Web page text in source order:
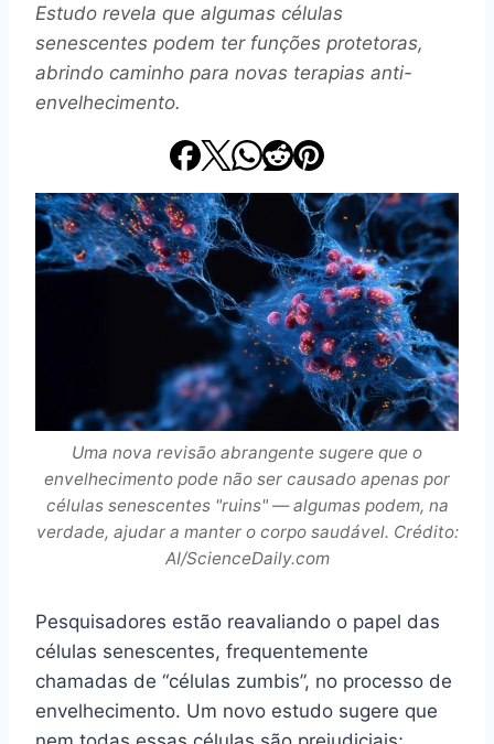
Estudo revela que algumas células
senescentes podem ter funções protetoras,
abrindo caminho para novas terapias anti-
envelhecimento.
Uma nova revisão abrangente sugere que o
envelhecimento pode não ser causado apenas por
células senescentes "ruins" — algumas podem, na
verdade, ajudar a manter o corpo saudável. Crédito:
AI/ScienceDaily.com
Pesquisadores estão reavaliando o papel das
células senescentes, frequentemente
chamadas de “células zumbis”, no processo de
envelhecimento. Um novo estudo sugere que